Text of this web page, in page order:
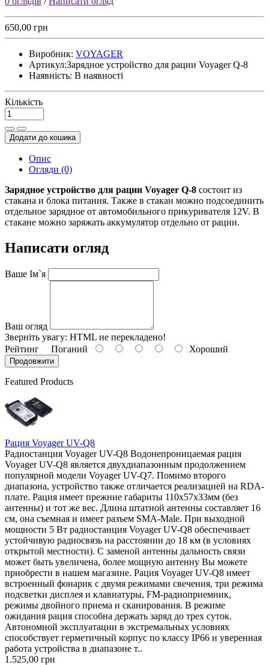
650,00 грн
Виробник: VOYAGER
Артикул:Зарядное устройство для рации Voyager Q-8
Наявність: В наявності
Кількість
Додати до кошика
Опис
Огляди (0)
Зарядное устройство для рации Voyager Q-8 состоит из
стакана и блока питания. Также в стакан можно подсоединить
отдельное зарядное от автомобильного прикуривателя 12V. В
стакане можно заряжать аккумулятор отдельно от рации.
Написати огляд
Ваше Ім`я
Ваш огляд
Зверніть увагу: HTML не перекладено!
Рейтинг Поганий Хороший
Продовжити
Featured Products
Рация Voyager UV-Q8
Радиостанция Voyager UV-Q8 Водонепроницаемая рация
Voyager UV-Q8 является двухдиапазонным продолжением
популярной модели Voyager UV-Q7. Помимо второго
диапазона, устройство также отличается реализацией на RDA-
плате. Рация имеет прежние габариты 110х57х33мм (без
антенны) и тот же вес. Длина штатной антенны составляет 16
см, она съемная и имеет разъем SMA-Male. При выходной
мощности 5 Вт радиостанция Voyager UV-Q8 обеспечивает
устойчивую радиосвязь на расстоянии до 18 км (в условиях
открытой местности). С заменой антенны дальность связи
может быть увеличена, более мощную антенну Вы можете
приобрести в нашем магазине. Рация Voyager UV-Q8 имеет
встроенный фонарик с двумя режимами свечения, три режима
подсветки дисплея и клавиатуры, FM-радиоприемник,
режимы двойного приема и сканирования. В режиме
ожидания рация способна держать заряд до трех суток.
Автономной эксплуатации в экстремальных условиях
способствует герметичный корпус по классу IP66 и уверенная
работа устройства в диапазоне т..
1.525,00 грн